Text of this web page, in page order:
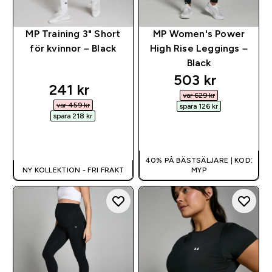
MP Training 3" Short
för kvinnor – Black
discounted price
241 kr‎
var 459 kr‎
spara 218 kr‎
NY KOLLEKTION - FRI FRAKT
MP Women's Power
High Rise Leggings –
Black
discounted
503 kr‎
var 629 kr‎
spara 126 kr‎
40% PÅ BÄSTSÄLJARE | KOD:
MYP